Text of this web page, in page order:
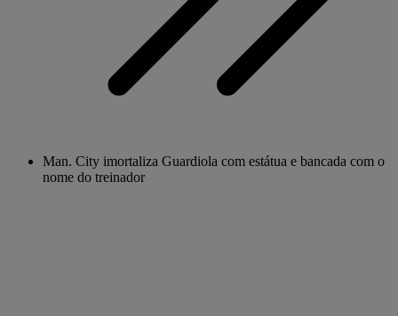
Man. City imortaliza Guardiola com estátua e bancada com o
nome do treinador